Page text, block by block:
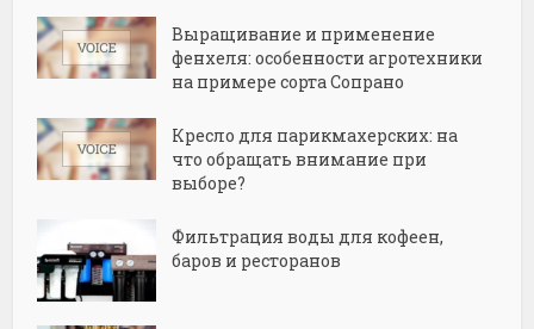
Выращивание и применение
фенхеля: особенности агротехники
на примере сорта Сопрано
Кресло для парикмахерских: на
что обращать внимание при
выборе?
Фильтрация воды для кофеен,
баров и ресторанов